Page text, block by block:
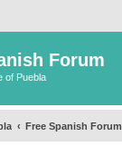
Forum
of Puebla
Free Spanish Forum